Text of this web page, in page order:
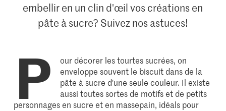
embellir en un clin d'œil vos créations en
pâte à sucre? Suivez nos astuces!
P
our décorer les tourtes sucrées, on
enveloppe souvent le biscuit dans de la
pâte à sucre d'une seule couleur. Il existe
aussi toutes sortes de motifs et de petits
personnages en sucre et en massepain, idéals pour